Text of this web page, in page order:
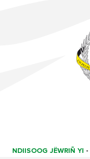
NDIISOOG JËWRIÑ YI -